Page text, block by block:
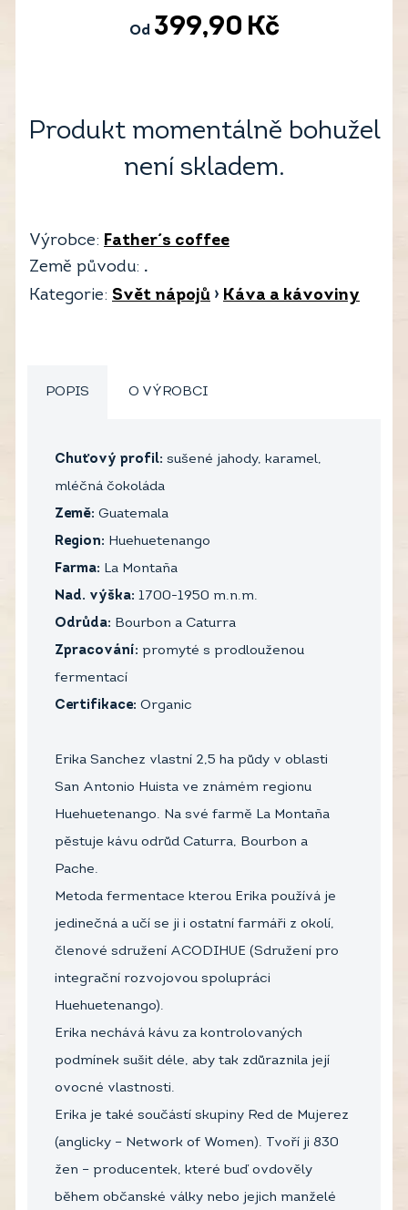
Od 399,90 Kč
Produkt momentálně bohužel
není skladem.
Výrobce: Father´s coffee
Země původu: .
Kategorie: Svět nápojů › Káva a kávoviny
POPIS O VÝROBCI
Chuťový profil: sušené jahody, karamel,
mléčná čokoláda
Země: Guatemala
Region: Huehuetenango
Farma: La Montaña
Nad. výška: 1700-1950 m.n.m.
Odrůda: Bourbon a Caturra
Zpracování: promyté s prodlouženou
fermentací
Certifikace: Organic
Erika Sanchez vlastní 2,5 ha půdy v oblasti
San Antonio Huista ve známém regionu
Huehuetenango. Na své farmě La Montaña
pěstuje kávu odrůd Caturra, Bourbon a
Pache.
Metoda fermentace kterou Erika používá je
jedinečná a učí se ji i ostatní farmáři z okolí,
členové sdružení ACODIHUE (Sdružení pro
integrační rozvojovou spolupráci
Huehuetenango).
Erika nechává kávu za kontrolovaných
podmínek sušit déle, aby tak zdůraznila její
ovocné vlastnosti.
Erika je také součástí skupiny Red de Mujerez
(anglicky – Network of Women). Tvoří ji 830
žen – producentek, které buď ovdověly
během občanské války nebo jejich manželé